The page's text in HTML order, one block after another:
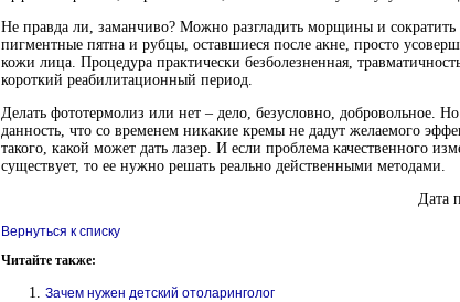
Не правда ли, заманчиво? Можно разгладить морщины и сократить
пигментные пятна и рубцы, оставшиеся после акне, просто
кожи лица. Процедура практически безболезненная,
короткий реабилитационный период.
Делать фототермолиз или нет – дело, безусловно, добровольное.
данность, что со временем никакие кремы не дадут желаемого
такого, какой может дать лазер. И если проблема качественного
существует, то ее нужно решать реально действенными методами.
Дата
Вернуться к списку
Читайте также:
Зачем нужен детский отоларинголог